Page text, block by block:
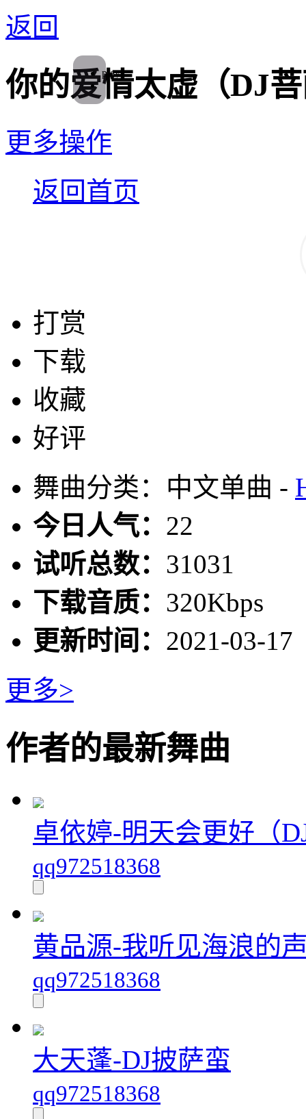
返回
你的爱情太虚（DJ
更多操作
返回首页
打赏
下载
收藏
好评
舞曲分类：中文单曲 -
今日人气： 22
试听总数： 31031
下载音质： 320Kbps
更新时间： 2021-03-17
更多>
作者的最新舞曲
卓依婷-明天会更好（
qq972518368
黄品源-我听见海浪的
qq972518368
大天蓬-DJ披萨蛮
qq972518368
play